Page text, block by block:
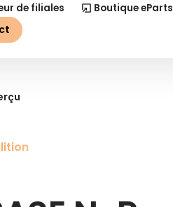
de filiales Boutique eParts